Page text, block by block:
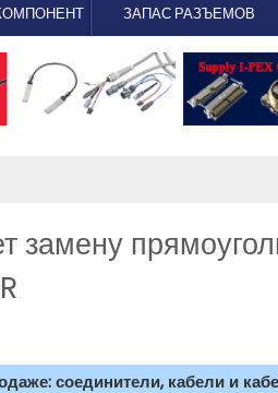
ЗАПАС РАЗЪЕМОВ
замену
соединители, кабели и